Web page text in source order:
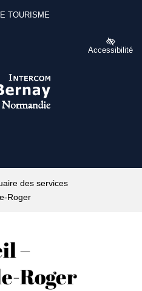
TOURISME
DANS UN NOUVEL ONGLET)
DANS UN NOUVEL ONGLET)
Accessibilité
Intercom Bernay Terres
des services
Roger
–
Roger